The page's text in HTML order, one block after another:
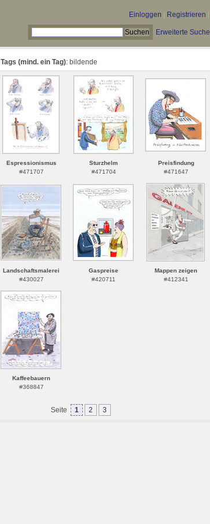
Einloggen Registrieren
Erweiterte Suche
Tags (mind. ein Tag): bildende
Espressionismus
#471707
Sturzhelm
#471704
Preisfindung
#471647
Landschaftsmalerei
#430027
Gaspreise
#420711
Mappen zeigen
#412341
Kaffeebauern
#368847
Seite 1 2 3